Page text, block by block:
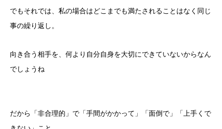
でもそれでは、私の場合はどこまでも満たされることはなく同じ
事の繰り返し。
向き合う相手を、何より自分自身を大切にできていないからなん
でしょうね
だから「非合理的」で「手間がかかって」「面倒で」「上手くで